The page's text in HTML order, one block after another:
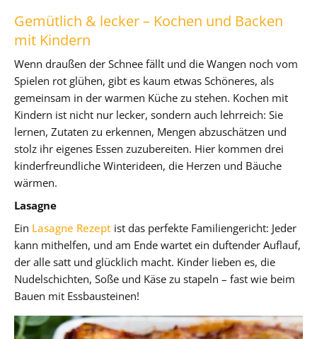
Gemütlich & lecker – Kochen und Backen
mit Kindern
Wenn draußen der Schnee fällt und die Wangen noch vom
Spielen rot glühen, gibt es kaum etwas Schöneres, als
gemeinsam in der warmen Küche zu stehen. Kochen mit
Kindern ist nicht nur lecker, sondern auch lehrreich: Sie
lernen, Zutaten zu erkennen, Mengen abzuschätzen und
stolz ihr eigenes Essen zuzubereiten. Hier kommen drei
kinderfreundliche Winterideen, die Herzen und Bäuche
wärmen.
Lasagne
Ein Lasagne Rezept ist das perfekte Familiengericht: Jeder
kann mithelfen, und am Ende wartet ein duftender Auflauf,
der alle satt und glücklich macht. Kinder lieben es, die
Nudelschichten, Soße und Käse zu stapeln – fast wie beim
Bauen mit Essbausteinen!